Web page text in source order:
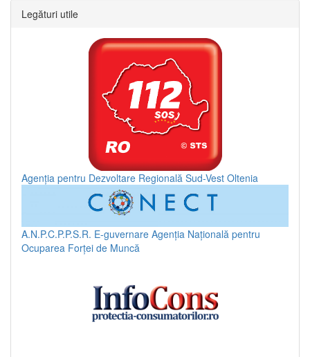
Legături utile
Agenția pentru Dezvoltare Regională Sud-Vest Oltenia
A.N.P.C.P.P.S.R. E-guvernare Agenția Națională pentru
Ocuparea Forței de Muncă